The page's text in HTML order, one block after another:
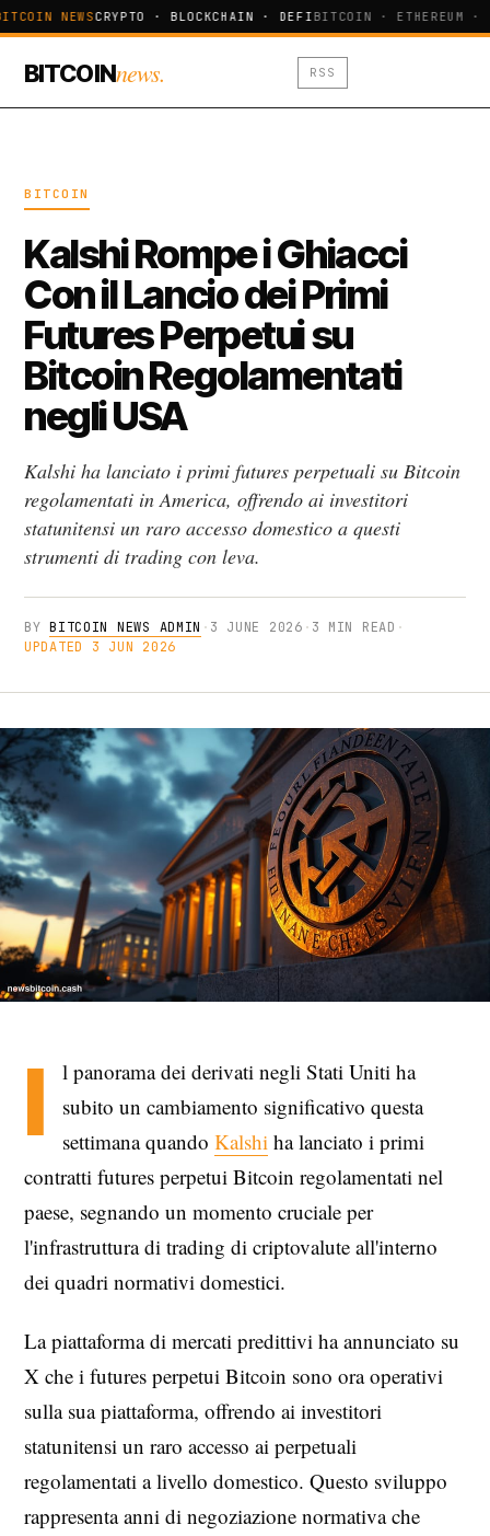
NEWSCRYPTO · BLOCKCHAIN · DEFIBITCOIN · ETHEREUM ·
BITCOINnews. RSS
BITCOIN
Kalshi Rompe i Ghiacci
Con il Lancio dei Primi
Futures Perpetui su
Bitcoin Regolamentati
negli USA
Kalshi ha lanciato i primi futures perpetuali su Bitcoin
regolamentati in America, offrendo ai investitori
statunitensi un raro accesso domestico a questi
strumenti di trading con leva.
BYBITCOIN NEWS ADMIN · 3 JUNE 2026 · 3 MIN READ ·
UPDATED 3 JUN 2026
I
l panorama dei derivati negli Stati Uniti ha
subito un cambiamento significativo questa
settimana quando Kalshi ha lanciato i primi
contratti futures perpetui Bitcoin regolamentati nel
paese, segnando un momento cruciale per
l'infrastruttura di trading di criptovalute all'interno
dei quadri normativi domestici.
La piattaforma di mercati predittivi ha annunciato su
X che i futures perpetui Bitcoin sono ora operativi
sulla sua piattaforma, offrendo ai investitori
statunitensi un raro accesso ai perpetuali
regolamentati a livello domestico. Questo sviluppo
rappresenta anni di negoziazione normativa che